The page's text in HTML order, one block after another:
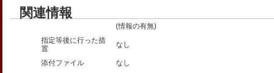
関連情報
(情報の有無)
指定等後に行った措
置
なし
添付ファイル なし